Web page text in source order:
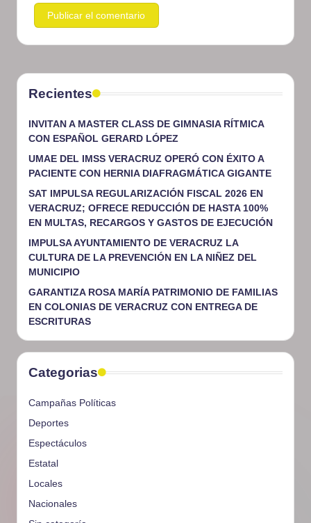
Recientes
INVITAN A MASTER CLASS DE GIMNASIA RÍTMICA
CON ESPAÑOL GERARD LÓPEZ
UMAE DEL IMSS VERACRUZ OPERÓ CON ÉXITO A
PACIENTE CON HERNIA DIAFRAGMÁTICA GIGANTE
SAT IMPULSA REGULARIZACIÓN FISCAL 2026 EN
VERACRUZ; OFRECE REDUCCIÓN DE HASTA 100%
EN MULTAS, RECARGOS Y GASTOS DE EJECUCIÓN
IMPULSA AYUNTAMIENTO DE VERACRUZ LA
CULTURA DE LA PREVENCIÓN EN LA NIÑEZ DEL
MUNICIPIO
GARANTIZA ROSA MARÍA PATRIMONIO DE FAMILIAS
EN COLONIAS DE VERACRUZ CON ENTREGA DE
ESCRITURAS
Categorias
Campañas Políticas
Deportes
Espectáculos
Estatal
Locales
Nacionales